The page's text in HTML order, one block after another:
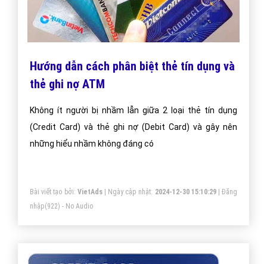
Hướng dẫn cách phân biệt thẻ tín dụng và
thẻ ghi nợ ATM
Không ít người bị nhầm lẫn giữa 2 loại thẻ tín dụng
(Credit Card) và thẻ ghi nợ (Debit Card) và gây nên
những hiểu nhầm không đáng có
Bài viết tạo bởi: VietAds| Ngày cập nhật: 2024-12-30 15:10:29|Đăng
nhập(922) - No Audio